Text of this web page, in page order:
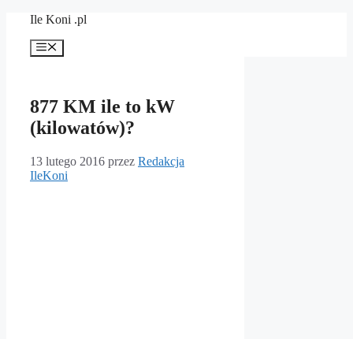
PrzejdźIle Koni .pl
Menu
877 KM ile to kW
(kilowatów)?
13 lutego 2016 przez Redakcja
IleKoni